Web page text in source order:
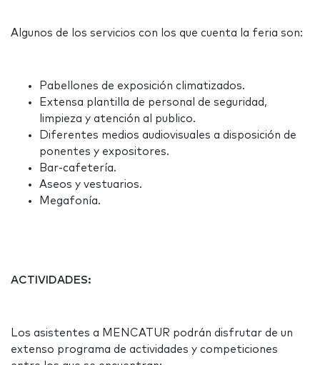
Algunos de los servicios con los que cuenta la feria son:
Pabellones de exposición climatizados.
Extensa plantilla de personal de seguridad,
limpieza y atención al publico.
Diferentes medios audiovisuales a disposición de
ponentes y expositores.
Bar-cafetería.
Aseos y vestuarios.
Megafonía.
ACTIVIDADES:
Los asistentes a MENCATUR podrán disfrutar de un
extenso programa de actividades y competiciones